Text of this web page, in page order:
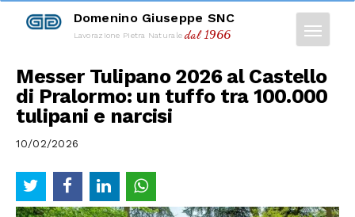
Domenino Giuseppe SNC
Lavorazione Pietra Naturaledal 1966
Messer Tulipano 2026 al Castello
di Pralormo: un tuffo tra 100.000
tulipani e narcisi
10/02/2026